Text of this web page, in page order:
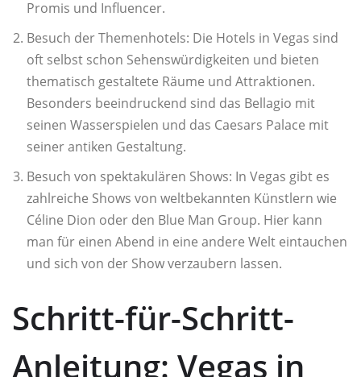
Promis und Influencer.
Besuch der Themenhotels: Die Hotels in Vegas sind
oft selbst schon Sehenswürdigkeiten und bieten
thematisch gestaltete Räume und Attraktionen.
Besonders beeindruckend sind das Bellagio mit
seinen Wasserspielen und das Caesars Palace mit
seiner antiken Gestaltung.
Besuch von spektakulären Shows: In Vegas gibt es
zahlreiche Shows von weltbekannten Künstlern wie
Céline Dion oder den Blue Man Group. Hier kann
man für einen Abend in eine andere Welt eintauchen
und sich von der Show verzaubern lassen.
Schritt-für-Schritt-
Anleitung: Vegas in